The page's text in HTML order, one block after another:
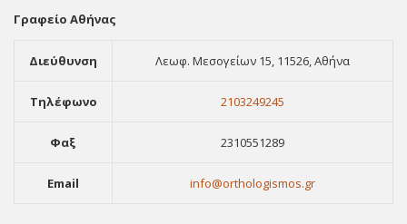
Γραφείο Αθήνας
Διεύθυνση Λεωφ. Μεσογείων 15, 11526, Αθήνα
Τηλέφωνο 2103249245
Φαξ 2310551289
Email info@orthologismos.gr